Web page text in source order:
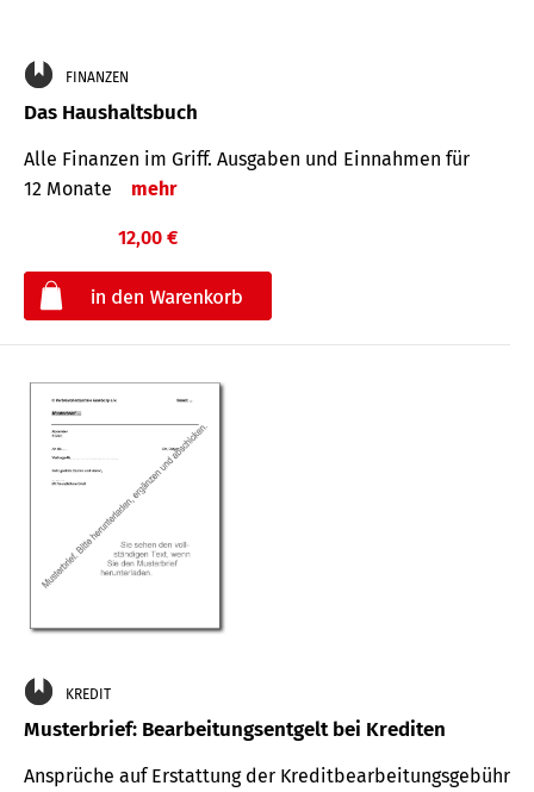
FINANZEN
Das Haushaltsbuch
Alle Finanzen im Griff. Aus­gaben und Ein­nahmen für
12 Monate
mehr
12,00 €
KREDIT
Musterbrief: Bearbeitungsentgelt bei Krediten
Ansprüche auf Erstattung der Kreditbearbeitungsgebühr